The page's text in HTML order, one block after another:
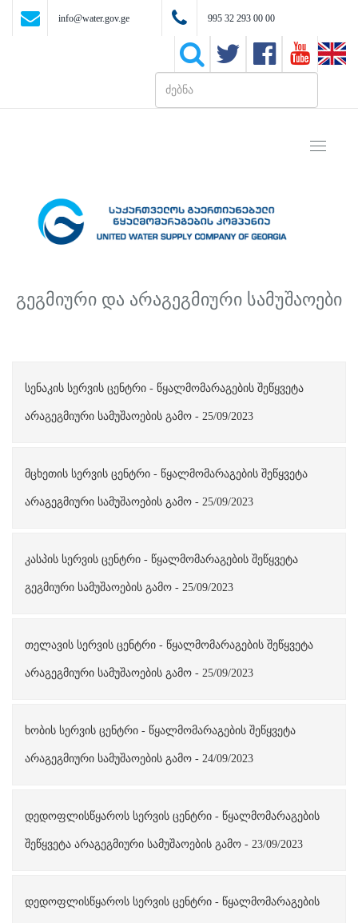
info@water.gov.ge 995 32 293 00 00
Toggle
გეგმიური და არაგეგმიური სამუშაოები
სენაკის სერვის ცენტრი - წყალმომარაგების შეწყვეტა
არაგეგმიური სამუშაოების გამო - 25/09/2023
მცხეთის სერვის ცენტრი - წყალმომარაგების შეწყვეტა
არაგეგმიური სამუშაოების გამო - 25/09/2023
კასპის სერვის ცენტრი - წყალმომარაგების შეწყვეტა
გეგმიური სამუშაოების გამო - 25/09/2023
თელავის სერვის ცენტრი - წყალმომარაგების შეწყვეტა
არაგეგმიური სამუშაოების გამო - 25/09/2023
ხობის სერვის ცენტრი - წყალმომარაგების შეწყვეტა
არაგეგმიური სამუშაოების გამო - 24/09/2023
დედოფლისწყაროს სერვის ცენტრი - წყალმომარაგების
შეწყვეტა არაგეგმიური სამუშაოების გამო - 23/09/2023
დედოფლისწყაროს სერვის ცენტრი - წყალმომარაგების